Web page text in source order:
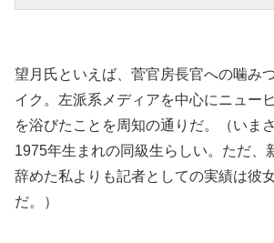
望月氏といえば、菅官房長官への噛み
イク。左派系メディアを中心にニュー
を浴びたことを周知の通りだ。（いま
1975年生まれの同級生らしい。ただ、
辞めた私よりも記者としての実績は彼
だ。）